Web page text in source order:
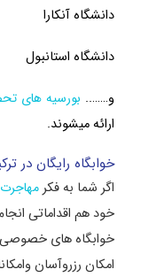
دانشگاه آنکارا
دانشگاه استانبول
و…….. بورسیه های
ارائه میشوند.
خوابگاه رایگان در
اگر شما به فکرمهاجرت
خود هم اقداماتی
خوابگاه های خصوصی
امکان رزروآسان